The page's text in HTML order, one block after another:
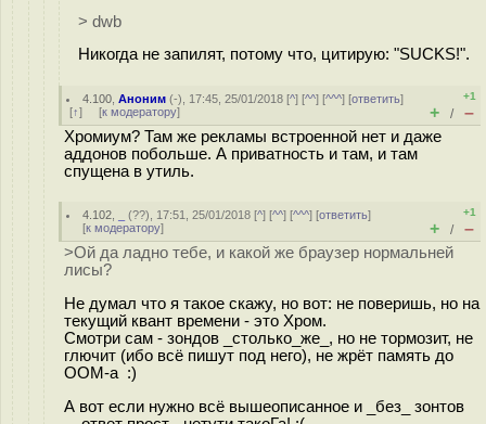
> dwb
Никогда не запилят, потому что, цитирую: "SUCKS!".
4.100 ,Аноним (-), 17:45, 25/01/2018 [^] [^^] [^^^] [ответить]
[↑] [к модератору]
+1
+ / –
Хромиум? Там же рекламы встроенной нет и даже
аддонов побольше. А приватность и там, и там
спущена в утиль.
4.102 (??), 17:51, 25/01/2018 [^] [^^] [^^^] [ответить]
[к модератору]
+1
+ / –
>Ой да ладно тебе, и какой же браузер нормальней
лисы?
Не думал что я такое скажу, но вот: не поверишь, но на
текущий квант времени - это Хром.
Смотри сам - зондов _столько_же_, но не тормозит, не
глючит (ибо всё пишут под него), не жрёт память до
OOM-a :)
А вот если нужно всё вышеописанное и _без_ зонтов